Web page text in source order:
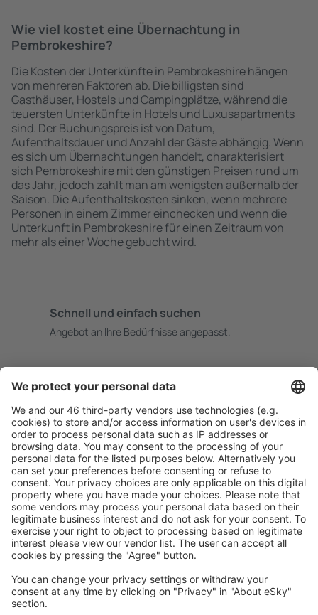
Wie viel kostet eine Übernachtung in
Pembrokeshire?
Die Kosten der Unterkünfte in Pembrokeshire hängen
von mehreren Faktoren ab. Die billigsten sind
Gasthäuser, Hostels und Campingplätze, während die
teuersten Unterkünfte in Hotels und Luxusapartments
sind. Der Buchungspreis ist von Datum,
Aufenthaltsdauer und Anzahl der Gäste abhängig. Wenn
es sich um Übernachtungen handelt, charakterisiert
sich Pembrokeshire mit den günstigen Preisen rund um
das Jahr, jedoch zahlt man am wenigsten außerhalb der
Saison. Die Aufenthaltskosten sinken, wenn mehrere
Personen in einem Zimmer einchecken und wenn die
Unterkunft in Pembrokeshire für einen Zeitraum von
mehr als einer Woche gebucht wird.
Schnell und einfach suchen
Angebot an Ihre Bedürfnisse angepasst.
Buchen ohne Sorgen mit einer kostenlosen
Stornierungsoption.
Mehr sparen
Attraktive Preise und Spezialangebote für eingeloggte
Benutzer.
Unterkünfte, die Sie mögen
Wählen Sie aus über 1,3 Millionen Unterkünften: Hotels,
Hütten, Apartments und andere.
Meist gesuchte Unterkünfte von eSky Nutzern